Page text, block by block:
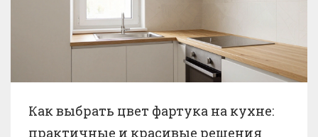
Как выбрать цвет фартука на кухне:
практичные и красивые решения